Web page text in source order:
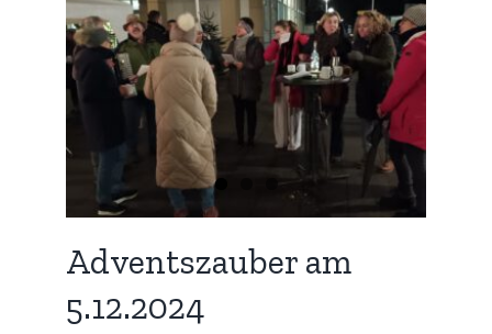
Adventszauber am
5.12.2024